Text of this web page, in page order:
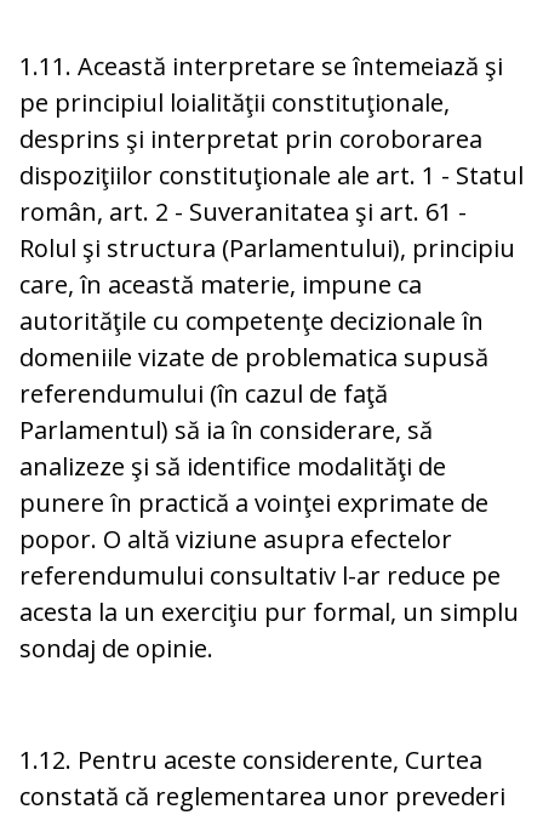
1.11. Această interpretare se întemeiază şi
pe principiul loialităţii constituţionale,
desprins şi interpretat prin coroborarea
dispoziţiilor constituţionale ale art. 1 - Statul
român, art. 2 - Suveranitatea şi art. 61 -
Rolul şi structura (Parlamentului), principiu
care, în această materie, impune ca
autorităţile cu competenţe decizionale în
domeniile vizate de problematica supusă
referendumului (în cazul de faţă
Parlamentul) să ia în considerare, să
analizeze şi să identifice modalităţi de
punere în practică a voinţei exprimate de
popor. O altă viziune asupra efectelor
referendumului consultativ l-ar reduce pe
acesta la un exerciţiu pur formal, un simplu
sondaj de opinie.
1.12. Pentru aceste considerente, Curtea
constată că reglementarea unor prevederi